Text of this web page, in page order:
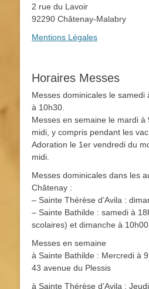
2 rue du Lavoir
92290 Châtenay-Malabry
Mentions Légales
Horaires Messes
Messes dominicales le samedi
à 10h30.
Messes en semaine le mardi à
midi, y compris pendant les
Adoration le 1er vendredi du
midi.
Messes dominicales dans les
Châtenay :
– Sainte Thérèse d’Avila :
– Sainte Bathilde : samedi à
scolaires) et dimanche à 10h00
Messes en semaine
à Sainte Bathilde : Mercredi à
43 avenue du Plessis
à Sainte Thérèse d’Avila :